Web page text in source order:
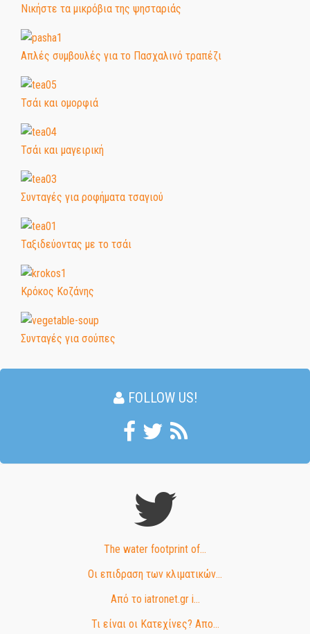
Νικήστε τα μικρόβια της ψησταριάς
Απλές συμβουλές για το Πασχαλινό τραπέζι
Τσάι και ομορφιά
Τσάι και μαγειρική
Συνταγές για ροφήματα τσαγιού
Ταξιδεύοντας με το τσάι
Κρόκος Κοζάνης
Συνταγές για σούπες
FOLLOW US!
The water footprint of...
Οι επιδραση των κλιματικών...
Από το iatronet.gr i...
Τι είναι οι Κατεχίνες? Απο...